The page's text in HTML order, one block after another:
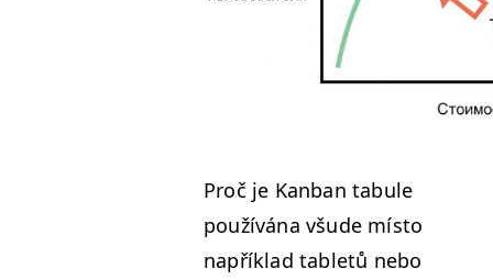
Proč je Kan­ban tab­ule
používá­na všude mís­to
napřík­lad tabletů nebo